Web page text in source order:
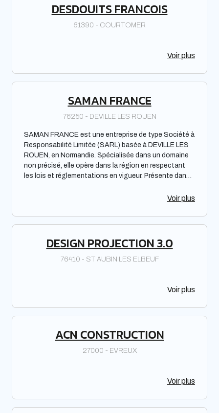
DESDOUITS FRANCOIS
61390 - COURTOMER
Voir plus
SAMAN FRANCE
76250 - DEVILLE LES ROUEN
SAMAN FRANCE est une entreprise de type Société à
Responsabilité Limitée (SARL) basée à DEVILLE LES
ROUEN, en Normandie. Spécialisée dans un domaine
non précisé, elle opère dans la région en respectant
les lois et réglementations en vigueur. Présente dans
avant ses services sans exagérer ses performances
Voir plus
DESIGN PROJECTION 3.0
76410 - ST AUBIN LES ELBEUF
Voir plus
ACN CONSTRUCTION
27000 - EVREUX
Voir plus